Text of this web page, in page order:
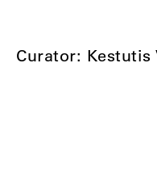
Curator: Kestutis